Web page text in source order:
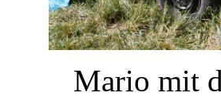
Mario mit